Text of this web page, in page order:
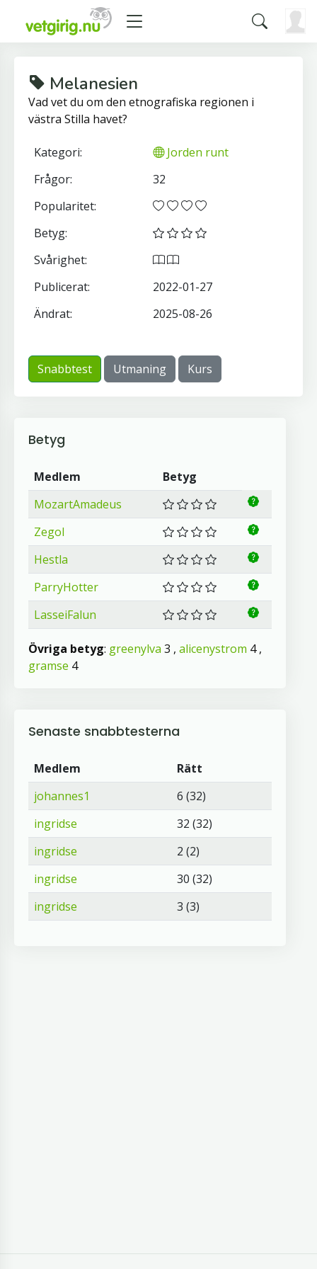
Melanesien
Vad vet du om den etnografiska regionen i
västra Stilla havet?
Kategori:
Jorden runt
Frågor:
32
Popularitet:
Betyg:
Svårighet:
Publicerat:
2022-01-27
Ändrat:
2025-08-26
Snabbtest Utmaning Kurs
Betyg
Medlem
Betyg
MozartAmadeus
Zegol
Hestla
ParryHotter
LasseiFalun
Övriga betyg: greenylva 3 , alicenystrom 4 ,
gramse 4
Senaste snabbtesterna
Medlem
Rätt
johannes1
6 (32)
ingridse
32 (32)
ingridse
2 (2)
ingridse
30 (32)
ingridse
3 (3)